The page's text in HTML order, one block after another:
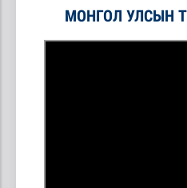
МОНГОЛ УЛСЫН